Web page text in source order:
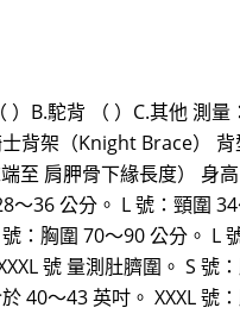
）B.駝背 （ ）C.其他 測
背架（Knight Brace） 背
至 肩胛骨下緣長度） 身
～36 公分。 L 號：頸圍
：胸圍 70～90 公分。 L
號 量測肚臍圍。 S
40～43 英吋。 XXXL